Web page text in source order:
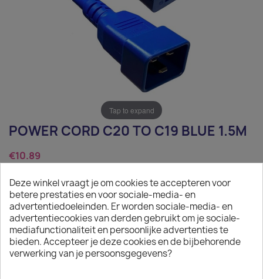
Tap to expand
POWER CORD C20 TO C19 BLUE 1.5M
€10.89
Tax excluded
Power Cord C20 to C19 blue 1.5m
Quantity
 ADD TO CART
Deze winkel vraagt je om cookies te accepteren voor
betere prestaties en voor sociale-media- en
advertentiedoeleinden. Er worden sociale-media- en
advertentiecookies van derden gebruikt om je sociale-
mediafunctionaliteit en persoonlijke advertenties te
bieden. Accepteer je deze cookies en de bijbehorende
verwerking van je persoonsgegevens?